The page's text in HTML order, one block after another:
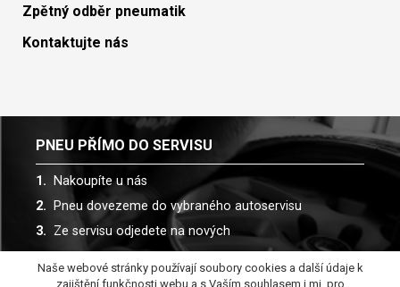
Zpětný odběr pneumatik
Kontaktujte nás
PNEU PŘÍMO DO SERVISU
Nakoupíte u nás
Pneu dovezeme do vybraného autoservisu
Ze servisu odjedete na nových
Spolupracujeme s více než 30 autoservisy
Naše webové stránky používají soubory cookies a další údaje k
zajištění funkčnosti webu a s Vaším souhlasem i mj. pro